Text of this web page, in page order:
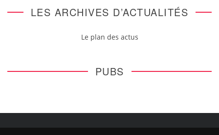
LES ARCHIVES D’ACTUALITÉS
Le plan des actus
PUBS